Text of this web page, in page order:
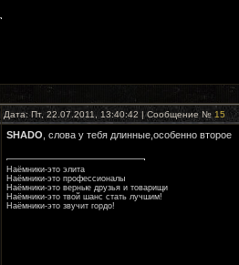
Дата: Пт, 22.07.2011, 13:40:42 | Сообщение № 15
SHADO , слова у тебя длинные,особенно второе
Наёмники-это элита
Наёмники-это профессионалы
Наёмники-это верные друзья и товарищи
Наёмники-это твой шанс стать лучшим!
Наёмники-это звучит гордо!